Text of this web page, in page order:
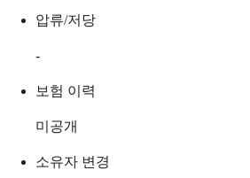
압류/저당
-
보험 이력
미공개
소유자 변경